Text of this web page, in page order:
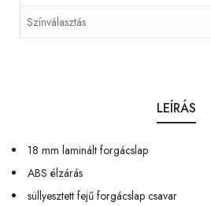
Színválasztás
LEÍRÁS
18 mm laminált forgácslap
ABS élzárás
süllyesztett fejű forgácslap csavar